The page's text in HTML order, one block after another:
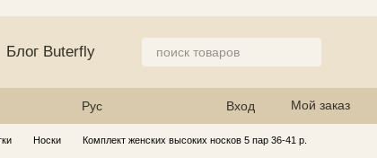
Блог Buterfly
Рус Вход Мой заказ
Носки Комплект женских высоких носков 5 пар 36-41 р.